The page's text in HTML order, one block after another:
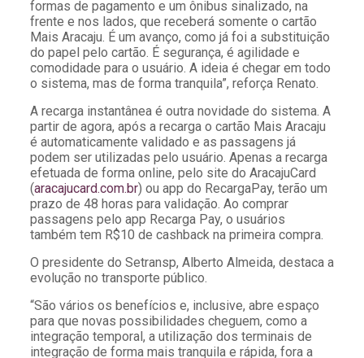
formas de pagamento e um ônibus sinalizado, na
frente e nos lados, que receberá somente o cartão
Mais Aracaju. É um avanço, como já foi a substituição
do papel pelo cartão. É segurança, é agilidade e
comodidade para o usuário. A ideia é chegar em todo
o sistema, mas de forma tranquila”, reforça Renato.
A recarga instantânea é outra novidade do sistema. A
partir de agora, após a recarga o cartão Mais Aracaju
é automaticamente validado e as passagens já
podem ser utilizadas pelo usuário. Apenas a recarga
efetuada de forma online, pelo site do AracajuCard
(aracajucard.com.br) ou app do RecargaPay, terão um
prazo de 48 horas para validação. Ao comprar
passagens pelo app Recarga Pay, o usuários
também tem R$10 de cashback na primeira compra.
O presidente do Setransp, Alberto Almeida, destaca a
evolução no transporte público.
“São vários os benefícios e, inclusive, abre espaço
para que novas possibilidades cheguem, como a
integração temporal, a utilização dos terminais de
integração de forma mais tranquila e rápida, fora a